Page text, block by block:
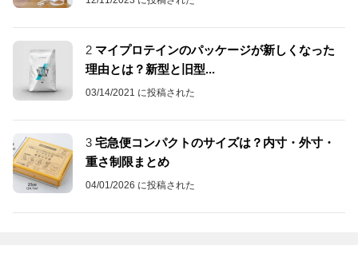
2 マイプロテインのパッケージが新しくなった
理由とは？新型と旧型...
03/14/2021 に投稿された
3 宅急便コンパクトのサイズは？内寸・外寸・
重さ制限まとめ
04/01/2026 に投稿された